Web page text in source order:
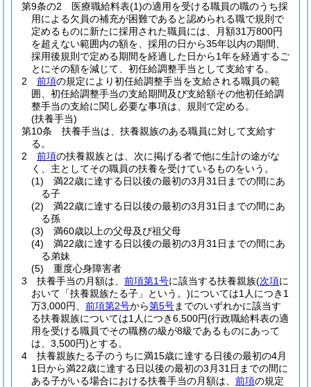
第9条の2
医療職給料表(1)の適用を受ける職員の職のうち採
用による欠員の補充が困難であると認められる職で規則で
定めるものに新たに採用された職員には、月額31万800円
を超えない範囲内の額を、採用の日から35年以内の期間、
採用後規則で定める期間を経過した日から1年を経過するご
とにその額を減じて、初任給調整手当として支給する。
2
前項の規定により初任給調整手当を支給される職員の範
囲、初任給調整手当の支給期間及び支給額その他初任給調
整手当の支給に関し必要な事項は、規則で定める。
(扶養手当)
第10条
扶養手当は、扶養親族のある職員に対して支給す
る。
2
前項の扶養親族とは、次に掲げる者で他に生計の途がな
く、主としてその職員の扶養を受けているものをいう。
(1)
満22歳に達する日以後の最初の3月31日までの間にあ
る子
(2)
満22歳に達する日以後の最初の3月31日までの間にあ
る孫
(3)
満60歳以上の父母及び祖父母
(4)
満22歳に達する日以後の最初の3月31日までの間にあ
る弟妹
(5)
重度心身障害者
3
扶養手当の月額は、 前項第1号に該当する扶養親族(次項に
おいて「扶養親族たる子」という。)については1人につき1
万3,000円、 前項第2号から第5号までのいずれかに該当す
る扶養親族については1人につき6,500円(行政職給料表の適
用を受ける職員でその職務の級が8級であるものにあって
は、3,500円)とする。
4
扶養親族たる子のうちに満15歳に達する日後の最初の4月
1日から満22歳に達する日以後の最初の3月31日までの間に
ある子がいる場合における扶養手当の月額は、 前項の規定